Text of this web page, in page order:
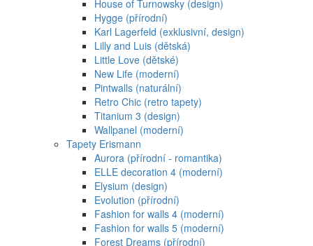
House of Turnowsky (design)
Hygge (přírodní)
Karl Lagerfeld (exklusivní, design)
Lilly and Luis (dětská)
Little Love (dětské)
New Life (moderní)
Pintwalls (naturální)
Retro Chic (retro tapety)
Titanium 3 (design)
Wallpanel (moderní)
Tapety Erismann
Aurora (přírodní - romantika)
ELLE decoration 4 (moderní)
Elysium (design)
Evolution (přírodní)
Fashion for walls 4 (moderní)
Fashion for walls 5 (moderní)
Forest Dreams (přírodní)